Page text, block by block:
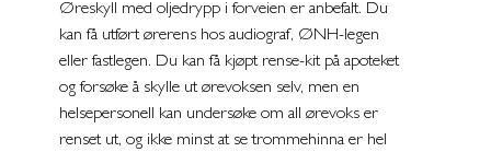
Øreskyll med oljedrypp i forveien er anbefalt. Du
kan få utført ørerens hos audiograf, ØNH-legen
eller fastlegen. Du kan få kjøpt rense-kit på apoteket
og forsøke å skylle ut ørevoksen selv, men en
helsepersonell kan undersøke om all ørevoks er
renset ut, og ikke minst at se trommehinna er hel